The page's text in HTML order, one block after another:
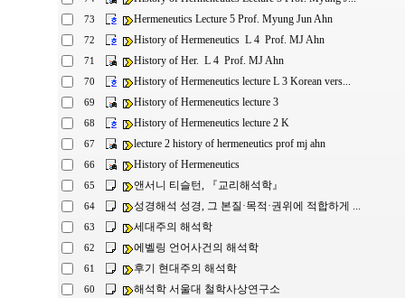
73 Hermeneutics Lecture 5 Prof. Myung Jun Ahn
72 History of Hermeneutics L 4 Prof. MJ Ahn
71 History of Her. L 4 Prof. MJ Ahn
70 History of Hermeneutics lecture L 3 Korean vers...
69 History of Hermeneutics lecture 3
68 History of Hermeneutics lecture 2 K
67 lecture 2 history of hermeneutics prof mj ahn
66 History of Hermeneutics
65 앤서니 티슬턴, 『교리해석학』
64 성경해석 성경, 그 본질·목적·권위에 적합하게 ...
63 세대주의 해석학
62 에벨링 언어사건의 해석학
61 후기 현대주의 해석학
60 해석학 서울대 철학사상연구소